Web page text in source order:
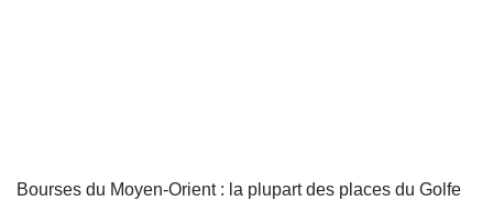
Bourses du Moyen-Orient : la plupart des places du Golfe